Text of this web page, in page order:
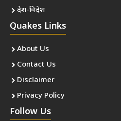
देश-विदेश
Quakes Links
About Us
Contact Us
Disclaimer
Privacy Policy
Follow Us